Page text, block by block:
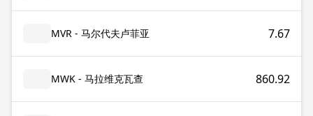
MVR - 马尔代夫卢菲亚 7.67
MWK - 马拉维克瓦查 860.92